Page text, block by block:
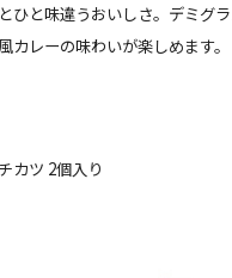
ひと味違うおいしさ。デミグ
カレーの味わいが楽しめます。
カツ 2個入り